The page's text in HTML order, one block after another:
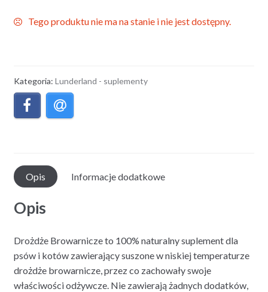
Tego produktu nie ma na stanie i nie jest dostępny.
Kategoria: Lunderland - suplementy
Opis Informacje dodatkowe
Opis
Drożdże Browarnicze to 100% naturalny suplement dla
psów i kotów zawierający suszone w niskiej temperaturze
drożdże browarnicze, przez co zachowały swoje
właściwości odżywcze. Nie zawierają żadnych dodatków,